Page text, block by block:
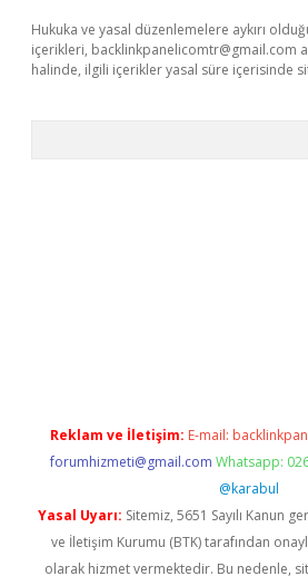
Hukuka ve yasal düzenlemelere aykırı
içerikleri, backlinkpanelicomtr@gmail.com
halinde, ilgili içerikler yasal süre içerisinde
Reklam ve İletişim: E-mail:
forumhizmeti@gmail.com Whatsapp:
@karabul
Yasal Uyarı: Sitemiz, 5651 Sayılı Kanun
ve İletişim Kurumu (BTK) tarafından
olarak hizmet vermektedir. Bu nedenle,